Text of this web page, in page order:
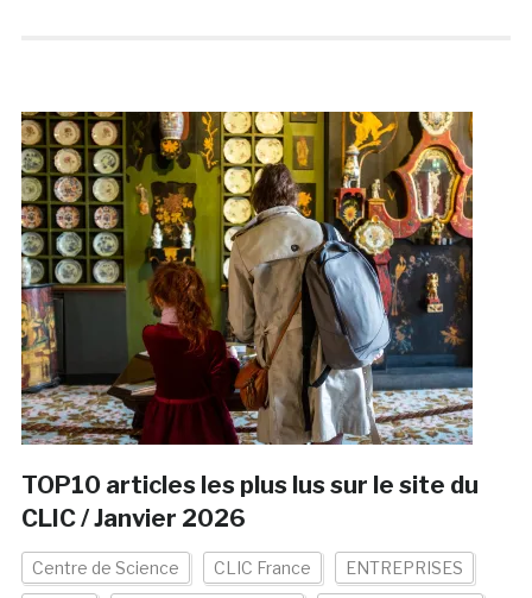
TOP10 articles les plus lus sur le site du
CLIC / Janvier 2026
Centre de Science CLIC France ENTREPRISES